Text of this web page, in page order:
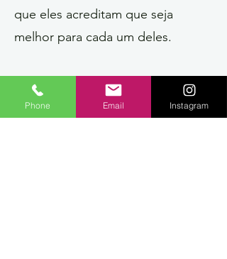
que eles acreditam que seja
melhor para cada um deles.
Problemas que posso te ajudar:
Depressão, baixa autoestima,
Phone Email Instagram